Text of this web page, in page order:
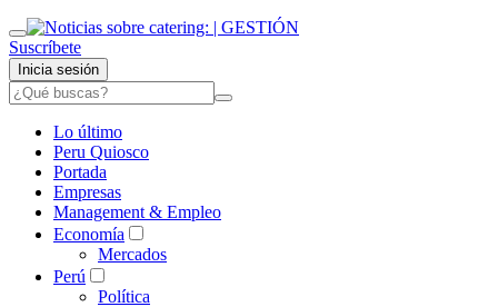
Suscríbete
Inicia sesión
Lo último
Peru Quiosco
Portada
Empresas
Management & Empleo
Economía
Mercados
Perú
Política